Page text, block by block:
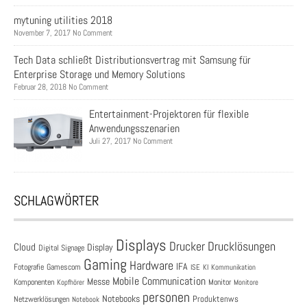
mytuning utilities 2018
November 7, 2017 No Comment
Tech Data schließt Distributionsvertrag mit Samsung für
Enterprise Storage und Memory Solutions
Februar 28, 2018 No Comment
Entertainment-Projektoren für flexible
Anwendungsszenarien
Juli 27, 2017 No Comment
SCHLAGWÖRTER
Cloud Digital Signage Display Displays Drucker Drucklösungen
Fotografie Gamescom Gaming Hardware IFA ISE KI Kommunikation
Komponenten Kopfhörer Messe Mobile Communication Monitor Monitore
Netzwerklösungen Notebook Notebooks personen Produktenws